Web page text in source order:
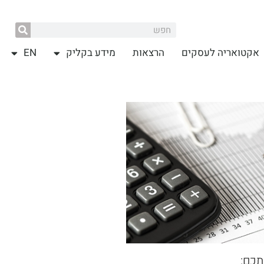
אקטואריה לעסקים הרצאות מידע בקליק EN